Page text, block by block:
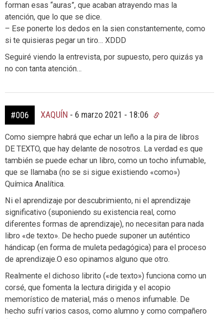
forman esas “auras”, que acaban atrayendo mas la
atención, que lo que se dice.
– Ese ponerte los dedos en la sien constantemente, como
si te quisieras pegar un tiro… XDDD
Seguiré viendo la entrevista, por supuesto, pero quizás ya
no con tanta atención…
#006 XAQUÍN - 6 marzo 2021 - 18:06
Como siempre habrá que echar un leño a la pira de libros
DE TEXTO, que hay delante de nosotros. La verdad es que
también se puede echar un libro, como un tocho infumable,
que se llamaba (no se si sigue existiendo «como»)
Química Analítica.
Ni el aprendizaje por descubrimiento, ni el aprendizaje
significativo (suponiendo su existencia real, como
diferentes formas de aprendizaje), no necesitan para nada
libro «de texto». De hecho puede suponer un auténtico
hándicap (en forma de muleta pedagógica) para el proceso
de aprendizaje.O eso opinamos alguno que otro.
Realmente el dichoso librito («de texto») funciona como un
corsé, que fomenta la lectura dirigida y el acopio
memorístico de material, más o menos infumable. De
hecho sufrí varios casos, como alumno y como compañero